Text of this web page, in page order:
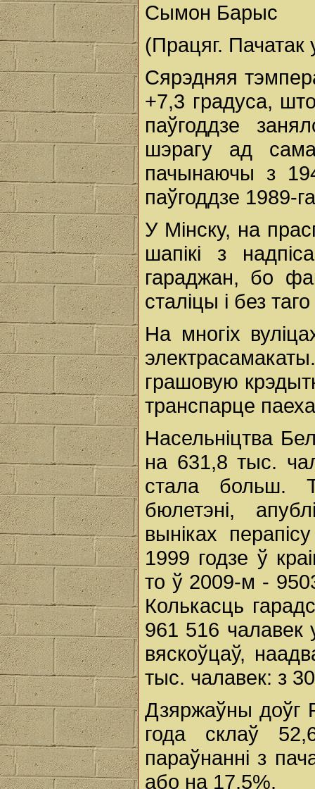
Сымон Барыс
(Працяг. Пачатак
Сярэдняя
+7,3 градуса,
паўгоддзе
шэрагу ад
пачынаючы з
паўгоддзе 1989-
У Мінску, на
шапікі з
гараджан, бо
сталіцы і без
На многіх
грашовую
транспарце
Насельніцтва
на 631,8 тыс.
стала больш.
бюлетэні,
выніках
1999 годзе ў
то ў 2009-м -
Колькасць
961 516 чалавек
вяскоўцаў,
тыс. чалавек: з
Дзяржаўны доўг
года склаў
параўнанні з
або на 17,5%.